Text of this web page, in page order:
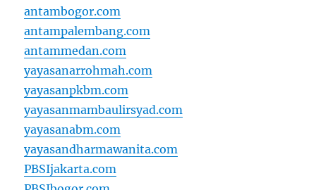
antambogor.com
antampalembang.com
antammedan.com
yayasanarrohmah.com
yayasanpkbm.com
yayasanmambaulirsyad.com
yayasanabm.com
yayasandharmawanita.com
PBSIjakarta.com